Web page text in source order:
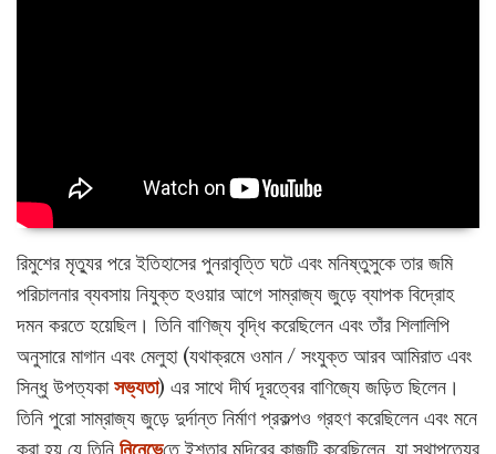
রিমুশের মৃত্যুর পরে ইতিহাসের পুনরাবৃত্তি ঘটে এবং মনিষ্তুসুকে তার জমি
পরিচালনার ব্যবসায় নিযুক্ত হওয়ার আগে সাম্রাজ্য জুড়ে ব্যাপক বিদ্রোহ
দমন করতে হয়েছিল। তিনি বাণিজ্য বৃদ্ধি করেছিলেন এবং তাঁর শিলালিপি
অনুসারে মাগান এবং মেলুহা (যথাক্রমে ওমান / সংযুক্ত আরব আমিরাত এবং
সিন্ধু উপত্যকাসভ্যতা) এর সাথে দীর্ঘ দূরত্বের বাণিজ্যে জড়িত ছিলেন।
তিনি পুরো সাম্রাজ্য জুড়ে দুর্দান্ত নির্মাণ প্রকল্পও গ্রহণ করেছিলেন এবং মনে